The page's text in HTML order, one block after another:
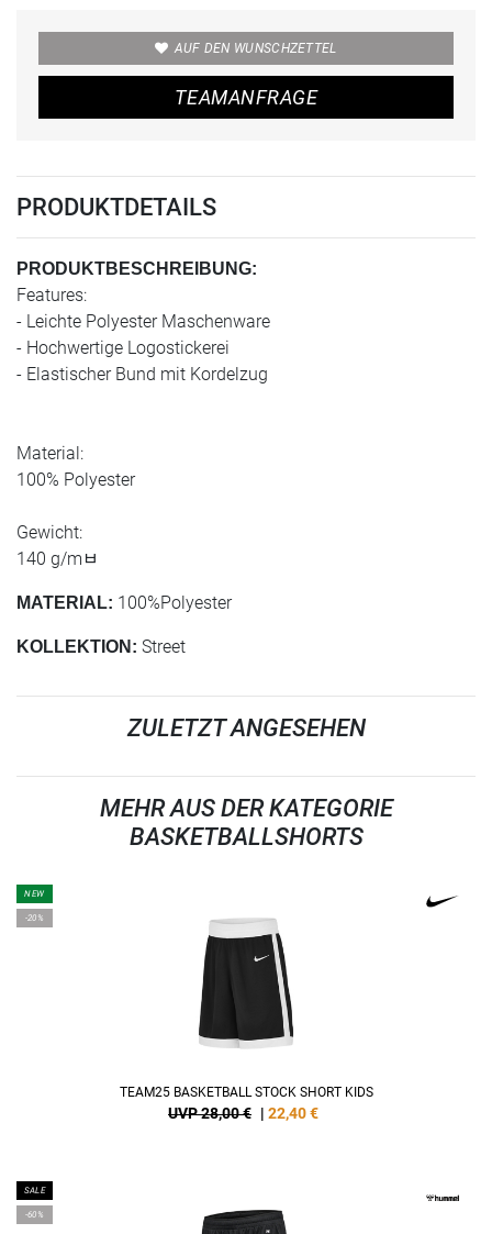
AUF DEN WUNSCHZETTEL
TEAMANFRAGE
PRODUKTDETAILS
PRODUKTBESCHREIBUNG:
Features:
- Leichte Polyester Maschenware
- Hochwertige Logostickerei
- Elastischer Bund mit Kordelzug
Material:
100% Polyester
Gewicht:
140 g/mﾲ
MATERIAL: 100%Polyester
KOLLEKTION: Street
ZULETZT ANGESEHEN
MEHR AUS DER KATEGORIE
BASKETBALLSHORTS
NEW
-20%
TEAM25 BASKETBALL STOCK SHORT KIDS
UVP 28,00 € | 22,40€
SALE
-60%